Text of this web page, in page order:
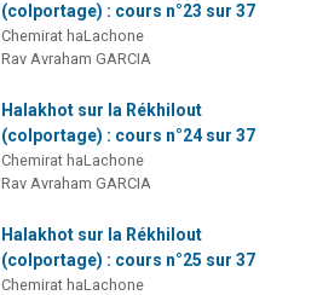
(colportage) : cours n°23 sur 37
Chemirat haLachone
Rav Avraham GARCIA
Halakhot sur la Rékhilout
(colportage) : cours n°24 sur 37
Chemirat haLachone
Rav Avraham GARCIA
Halakhot sur la Rékhilout
(colportage) : cours n°25 sur 37
Chemirat haLachone